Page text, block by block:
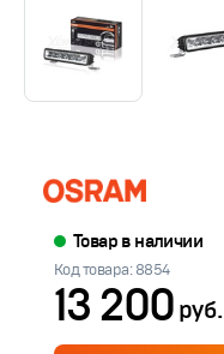
Товар в наличии
Код товара: 8854
13 200 руб.